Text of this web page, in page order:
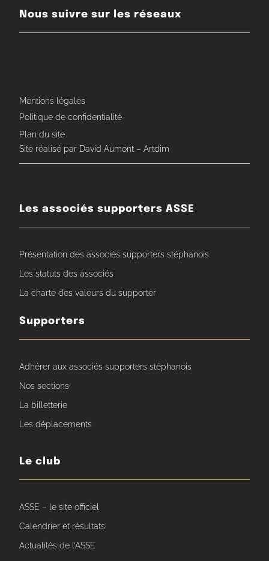
Nous suivre sur les réseaux
Mentions légales
Politique de confidentialité
Plan du site
Site réalisé par David Aumont – Artdim
Les associés supporters ASSE
Présentation des associés supporters stéphanois
Les statuts des associés
La charte des valeurs du supporter
Supporters
Adhérer aux associés supporters stéphanois
Nos sections
La billetterie
Les déplacements
Le club
ASSE – le site officiel
Calendrier et résultats
Actualités de l’ASSE